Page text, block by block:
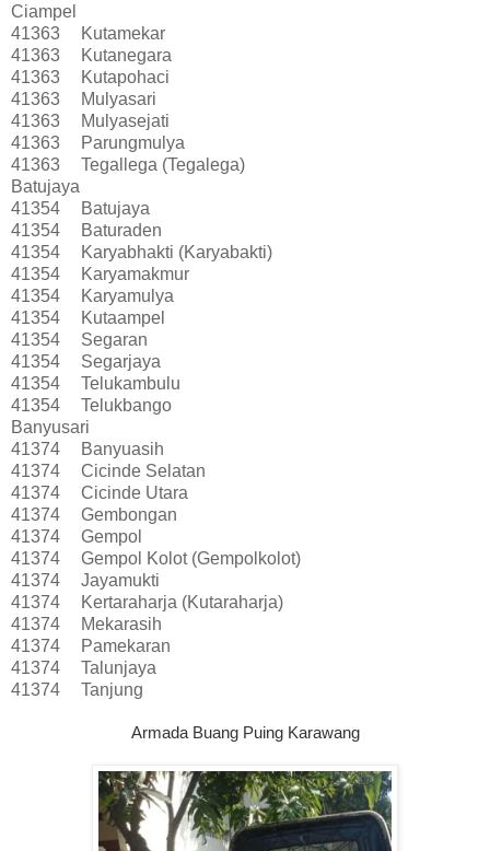
Ciampel
41363
Kutamekar
41363
Kutanegara
41363
Kutapohaci
41363
Mulyasari
41363
Mulyasejati
41363
Parungmulya
41363
Tegallega (Tegalega)
Batujaya
41354
Batujaya
41354
Baturaden
41354
Karyabhakti (Karyabakti)
41354
Karyamakmur
41354
Karyamulya
41354
Kutaampel
41354
Segaran
41354
Segarjaya
41354
Telukambulu
41354
Telukbango
Banyusari
41374
Banyuasih
41374
Cicinde Selatan
41374
Cicinde Utara
41374
Gembongan
41374
Gempol
41374
Gempol Kolot (Gempolkolot)
41374
Jayamukti
41374
Kertaraharja (Kutaraharja)
41374
Mekarasih
41374
Pamekaran
41374
Talunjaya
41374
Tanjung
Armada Buang Puing Karawang